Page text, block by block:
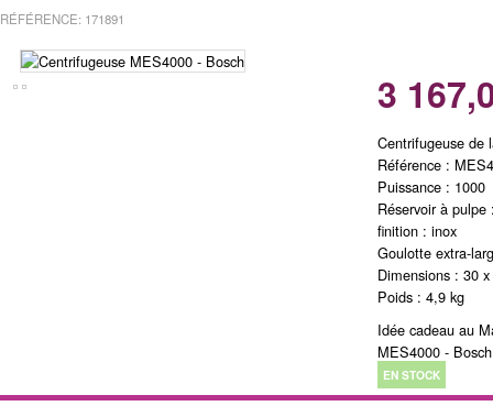
RÉFÉRENCE: 171891
3
Centrifugeuse de
Référence :
Puissance : 1000
Réservoir à pulpe
finition : inox
Goulotte extra-
Dimensions : 30
Poids : 4,9 kg
Idée cadeau au
MES4000 - Bosch
EN STOCK